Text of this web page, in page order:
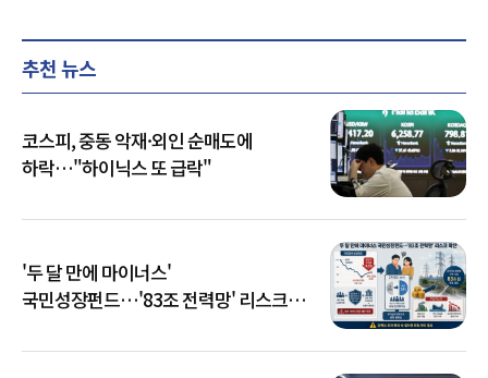
추천 뉴스
코스피, 중동 악재·외인 순매도에
하락…"하이닉스 또 급락"
'두 달 만에 마이너스'
국민성장펀드…'83조 전력망' 리스크